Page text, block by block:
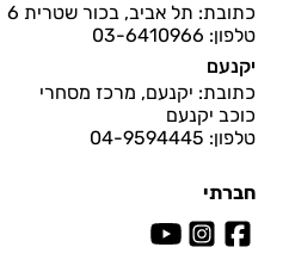
כתובת: תל אביב, בכור שטרית 6
טלפון: 03-6410966
יקנעם
כתובת: יקנעם, מרכז מסחרי
כוכב יקנעם
טלפון: 04-9594445
חברתי